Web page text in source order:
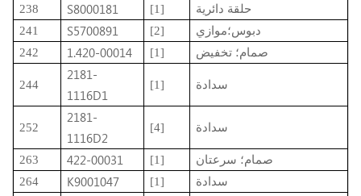
238
S8000181 [1]
حلقة دائرية
241
S5700891 [2]
دبوس؛موازي
242
1.420-00014 [1] صمام؛ تخفيض
244
2181-
1116D1
[1] سدادة
252
2181-
1116D2
[4] سدادة
263 422-00031 [1]
صمام؛ سرعتان
264
K9001047 [1] سدادة